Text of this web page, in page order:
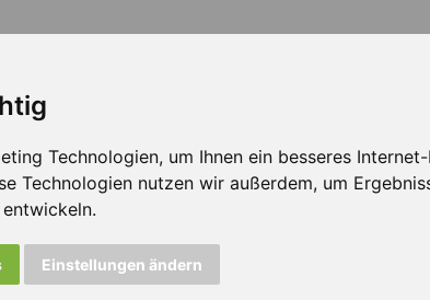
Technologien, um Ihnen ein besseres
Technologien nutzen wir außerdem, um
Einstellungen ändern
mehr verfügbar ...